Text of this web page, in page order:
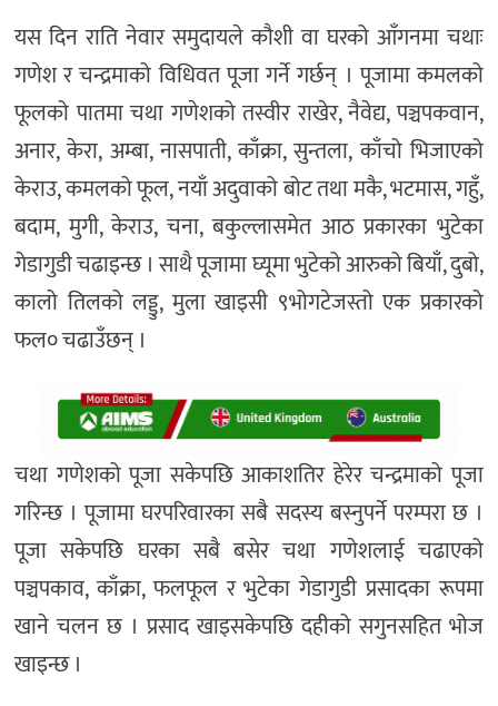
यस दिन राति नेवार समुदायले कौशी वा घरको आँगनमा चथाः
गणेश र चन्द्रमाको विधिवत पूजा गर्ने गर्छन् । पूजामा कमलको
फूलको पातमा चथा गणेशको तस्वीर राखेर, नैवेद्य, पञ्चपकवान,
अनार, केरा, अम्बा, नासपाती, काँक्रा, सुन्तला, काँचो भिजाएको
केराउ, कमलको फूल, नयाँ अदुवाको बोट तथा मकै, भटमास, गहुँ,
बदाम, मुगी, केराउ, चना, बकुल्लासमेत आठ प्रकारका भुटेका
गेडागुडी चढाइन्छ । साथै पूजामा घ्यूमा भुटेको आरुको बियाँ, दुबो,
कालो तिलको लड्डु, मुला खाइसी ९भोगटेजस्तो एक प्रकारको
फल० चढाउँछन् ।
चथा गणेशको पूजा सकेपछि आकाशतिर हेरेर चन्द्रमाको पूजा
गरिन्छ । पूजामा घरपरिवारका सबै सदस्य बस्नुपर्ने परम्परा छ ।
पूजा सकेपछि घरका सबै बसेर चथा गणेशलाई चढाएको
पञ्चपकाव, काँक्रा, फलफूल र भुटेका गेडागुडी प्रसादका रूपमा
खाने चलन छ । प्रसाद खाइसकेपछि दहीको सगुनसहित भोज
खाइन्छ ।